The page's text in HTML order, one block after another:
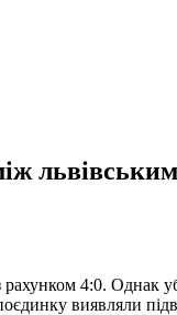
4:0. Однак
виявляли